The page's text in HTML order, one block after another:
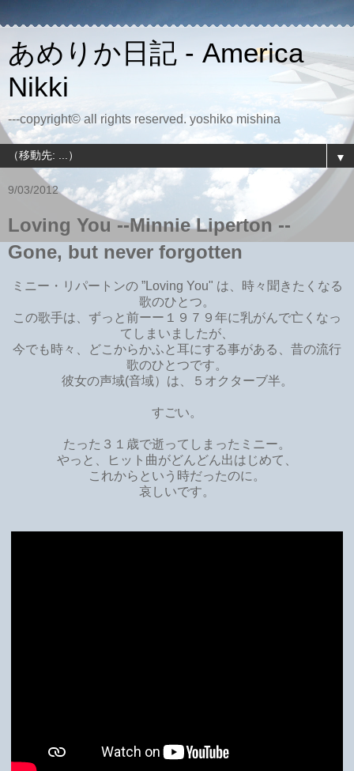
あめりか日記 - America
Nikki
---copyright© all rights reserved. yoshiko mishina
▼
9/03/2012
Loving You --Minnie Liperton --
Gone, but never forgotten
ミニー・リパートンの ”Loving You" は、時々聞きたくなる
歌のひとつ。
この歌手は、ずっと前ーー１９７９年に乳がんで亡くなっ
てしまいましたが、
今でも時々、どこからかふと耳にする事がある、昔の流行
歌のひとつです。
彼女の声域(音域）は、５オクターブ半。
すごい。
たった３１歳で逝ってしまったミニー。
やっと、ヒット曲がどんどん出はじめて、
これからという時だったのに。
哀しいです。